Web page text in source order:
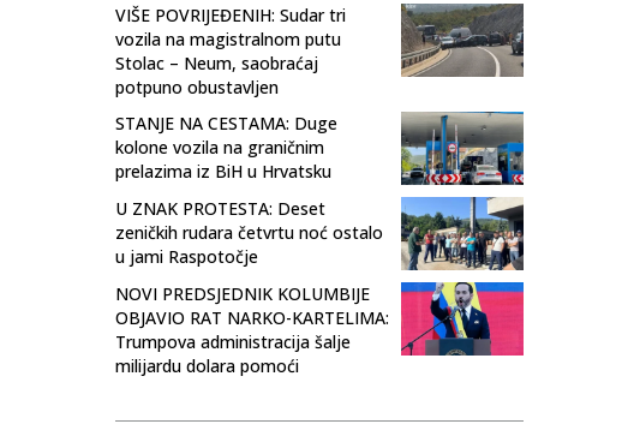
VIŠE POVRIJEĐENIH: Sudar tri
vozila na magistralnom putu
Stolac – Neum, saobraćaj
potpuno obustavljen
STANJE NA CESTAMA: Duge
kolone vozila na graničnim
prelazima iz BiH u Hrvatsku
U ZNAK PROTESTA: Deset
zeničkih rudara četvrtu noć ostalo
u jami Raspotočje
NOVI PREDSJEDNIK KOLUMBIJE
OBJAVIO RAT NARKO-KARTELIMA:
Trumpova administracija šalje
milijardu dolara pomoći